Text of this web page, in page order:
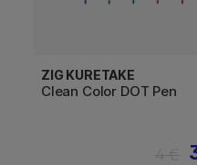
ZIG KURETAKE
Clean Color DOT Pen